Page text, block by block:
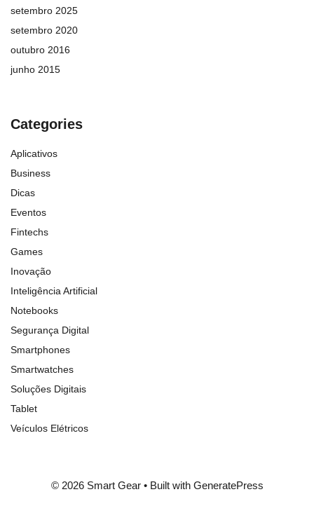
setembro 2025
setembro 2020
outubro 2016
junho 2015
Categories
Aplicativos
Business
Dicas
Eventos
Fintechs
Games
Inovação
Inteligência Artificial
Notebooks
Segurança Digital
Smartphones
Smartwatches
Soluções Digitais
Tablet
Veículos Elétricos
© 2026 Smart Gear• Built with GeneratePress